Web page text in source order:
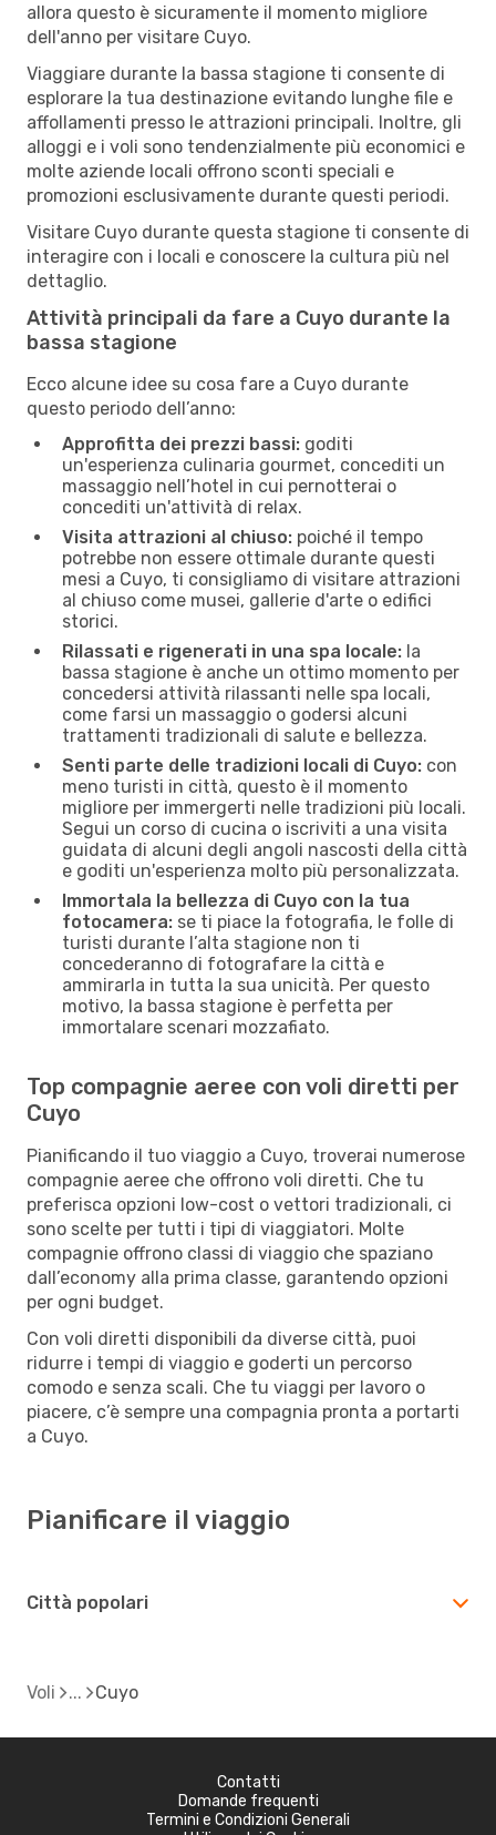
allora questo è sicuramente il momento migliore
dell'anno per visitare Cuyo.
Viaggiare durante la bassa stagione ti consente di
esplorare la tua destinazione evitando lunghe file e
affollamenti presso le attrazioni principali. Inoltre, gli
alloggi e i voli sono tendenzialmente più economici e
molte aziende locali offrono sconti speciali e
promozioni esclusivamente durante questi periodi.
Visitare Cuyo durante questa stagione ti consente di
interagire con i locali e conoscere la cultura più nel
dettaglio.
Attività principali da fare a Cuyo durante la
bassa stagione
Ecco alcune idee su cosa fare a Cuyo durante
questo periodo dell’anno:
Approfitta dei prezzi bassi: goditi
un'esperienza culinaria gourmet, concediti un
massaggio nell’hotel in cui pernotterai o
concediti un'attività di relax.
Visita attrazioni al chiuso: poiché il tempo
potrebbe non essere ottimale durante questi
mesi a Cuyo, ti consigliamo di visitare attrazioni
al chiuso come musei, gallerie d'arte o edifici
storici.
Rilassati e rigenerati in una spa locale: la
bassa stagione è anche un ottimo momento per
concedersi attività rilassanti nelle spa locali,
come farsi un massaggio o godersi alcuni
trattamenti tradizionali di salute e bellezza.
Senti parte delle tradizioni locali di Cuyo: con
meno turisti in città, questo è il momento
migliore per immergerti nelle tradizioni più locali.
Segui un corso di cucina o iscriviti a una visita
guidata di alcuni degli angoli nascosti della città
e goditi un'esperienza molto più personalizzata.
Immortala la bellezza di Cuyo con la tua
fotocamera: se ti piace la fotografia, le folle di
turisti durante l’alta stagione non ti
concederanno di fotografare la città e
ammirarla in tutta la sua unicità. Per questo
motivo, la bassa stagione è perfetta per
immortalare scenari mozzafiato.
Top compagnie aeree con voli diretti per
Cuyo
Pianificando il tuo viaggio a Cuyo, troverai numerose
compagnie aeree che offrono voli diretti. Che tu
preferisca opzioni low-cost o vettori tradizionali, ci
sono scelte per tutti i tipi di viaggiatori. Molte
compagnie offrono classi di viaggio che spaziano
dall’economy alla prima classe, garantendo opzioni
per ogni budget.
Con voli diretti disponibili da diverse città, puoi
ridurre i tempi di viaggio e goderti un percorso
comodo e senza scali. Che tu viaggi per lavoro o
piacere, c’è sempre una compagnia pronta a portarti
a Cuyo.
Pianificare il viaggio
Città popolari
Voli Cuyo
Contatti
Domande frequenti
Termini e Condizioni Generali